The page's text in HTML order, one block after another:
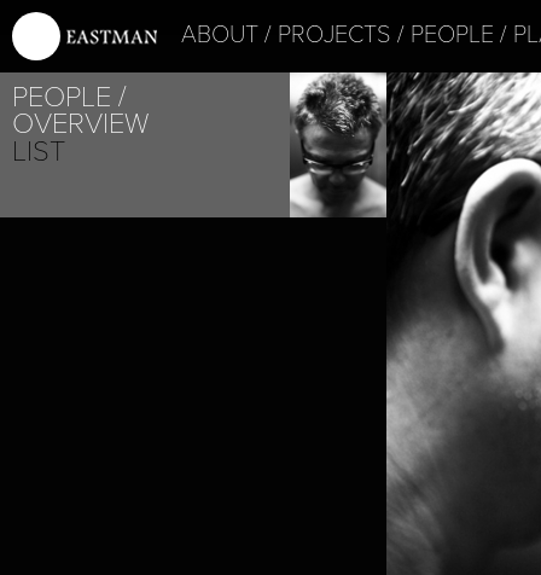
ABOUT PROJECTS PEOPLE
PEOPLE
OVERVIEW
LIST